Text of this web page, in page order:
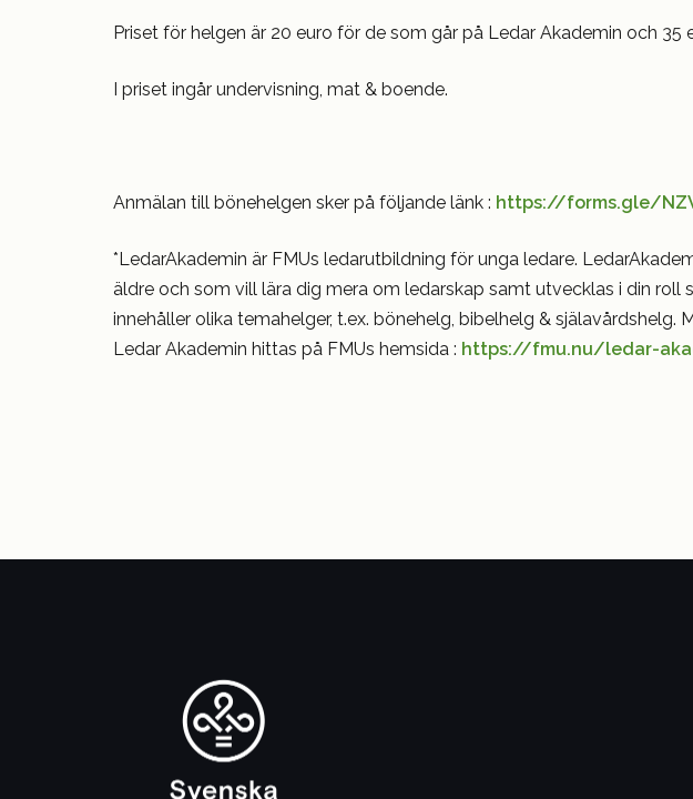
Priset för helgen är 20 euro för de som går på Ledar Akademin och 35
I priset ingår undervisning, mat & boende.
Anmälan till bönehelgen sker på följande länk : https://forms.gle/
*LedarAkademin är FMUs ledarutbildning för unga ledare.
äldre och som vill lära dig mera om ledarskap samt utvecklas i din roll
innehåller olika temahelger, t.ex. bönehelg, bibelhelg & själavårdshelg.
Ledar Akademin hittas på FMUs hemsida : https://fmu.nu/ledar-